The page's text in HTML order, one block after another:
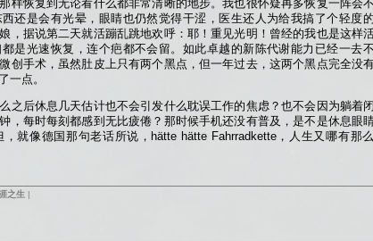
样恢复到无论看什么都非常清晰的地步。我也很怀疑再多恢复一阵会
还是会有光晕，眼睛也仍然觉得干涩，医生还人为给我搞了个轻度
，据说第二天就活蹦乱跳地欢呼：耶！重见光明！曾经的我也是这样
是光速恢复，连个疤都不会留。如此卓越的新陈代谢能力已经一去
创手术，虽然肚皮上只有两个黑点，但一年过去，这两个黑点完全没
一点。
之后休息几天估计也不会引发什么耽误工作的焦虑？也不会因为躺着
，每时每刻都感到无比疲倦？那时候手机还没有普及，是不是休息眼
就像德国那句老话所说，hätte hätte Fahrradkette，人生又哪有那
之生|